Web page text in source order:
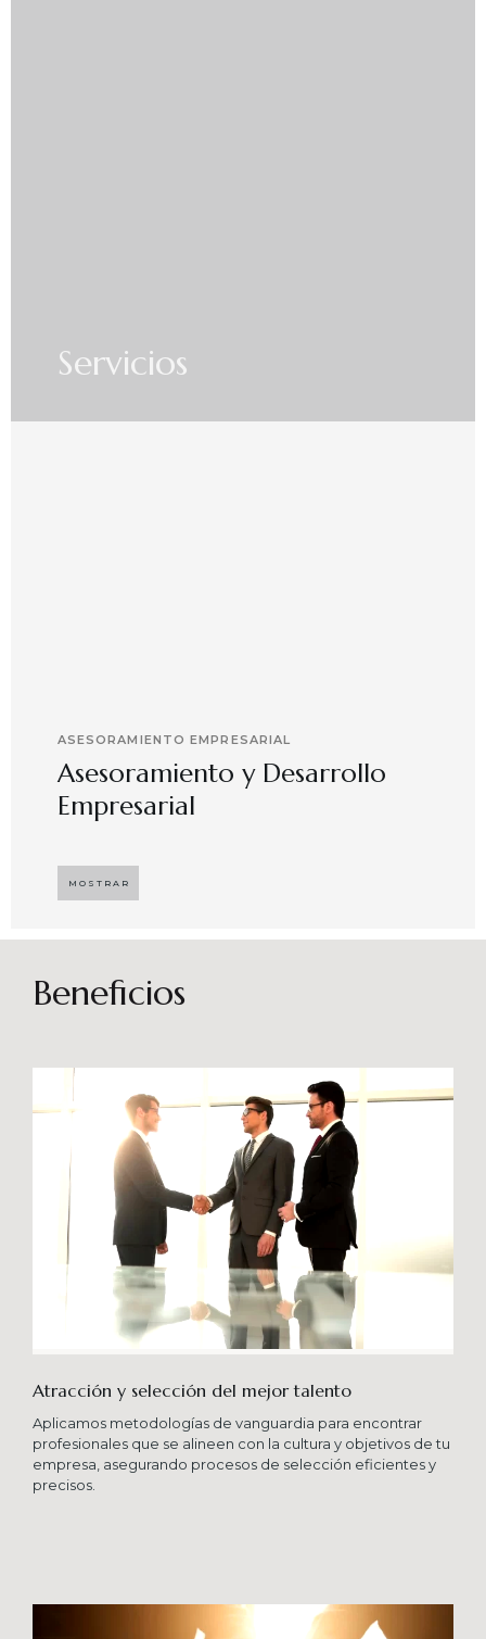
Servicios
ASESORAMIENTO EMPRESARIAL
Asesoramiento y Desarrollo
Empresarial
desarrollar el compromiso y motivación en el
capital humano en ambientes de trabajo más
sostenibles en el tiempo. Brindando soporte
especializado en proyectos integrales que
potencien su crecimiento en los niveles
esperados combinando una serie de buenas
prácticas y diversas metodologías.
MOSTRAR
Beneficios
Atracción y selección del mejor talento
Aplicamos metodologías de vanguardia para encontrar
profesionales que se alineen con la cultura y objetivos de tu
empresa, asegurando procesos de selección eficientes y
precisos.